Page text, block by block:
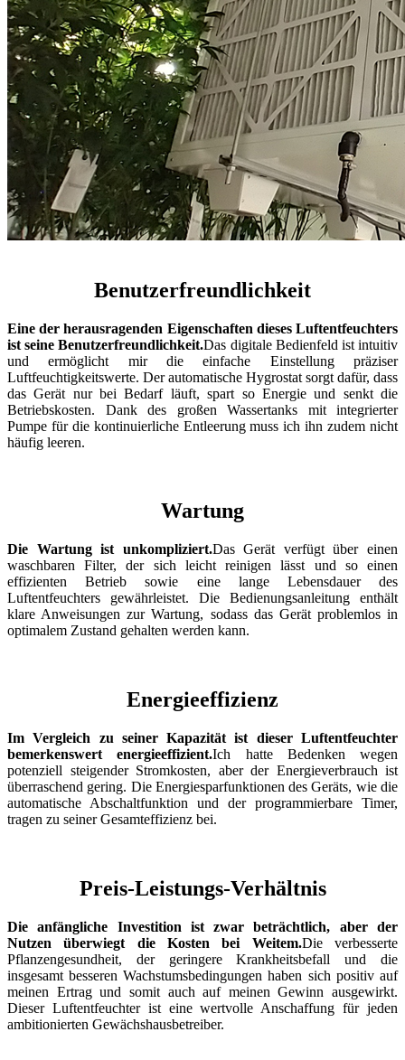
Benutzerfreundlichkeit
Eine der herausragenden Eigenschaften dieses Luftentfeuchters
ist seine Benutzerfreundlichkeit.Das digitale Bedienfeld ist intuitiv
und ermöglicht mir die einfache Einstellung präziser
Luftfeuchtigkeitswerte. Der automatische Hygrostat sorgt dafür, dass
das Gerät nur bei Bedarf läuft, spart so Energie und senkt die
Betriebskosten. Dank des großen Wassertanks mit integrierter
Pumpe für die kontinuierliche Entleerung muss ich ihn zudem nicht
häufig leeren.
Wartung
Die Wartung ist unkompliziert.Das Gerät verfügt über einen
waschbaren Filter, der sich leicht reinigen lässt und so einen
effizienten Betrieb sowie eine lange Lebensdauer des
Luftentfeuchters gewährleistet. Die Bedienungsanleitung enthält
klare Anweisungen zur Wartung, sodass das Gerät problemlos in
optimalem Zustand gehalten werden kann.
Energieeffizienz
Im Vergleich zu seiner Kapazität ist dieser Luftentfeuchter
bemerkenswert energieeffizient.Ich hatte Bedenken wegen
potenziell steigender Stromkosten, aber der Energieverbrauch ist
überraschend gering. Die Energiesparfunktionen des Geräts, wie die
automatische Abschaltfunktion und der programmierbare Timer,
tragen zu seiner Gesamteffizienz bei.
Preis-Leistungs-Verhältnis
Die anfängliche Investition ist zwar beträchtlich, aber der
Nutzen überwiegt die Kosten bei Weitem.Die verbesserte
Pflanzengesundheit, der geringere Krankheitsbefall und die
insgesamt besseren Wachstumsbedingungen haben sich positiv auf
meinen Ertrag und somit auch auf meinen Gewinn ausgewirkt.
Dieser Luftentfeuchter ist eine wertvolle Anschaffung für jeden
ambitionierten Gewächshausbetreiber.